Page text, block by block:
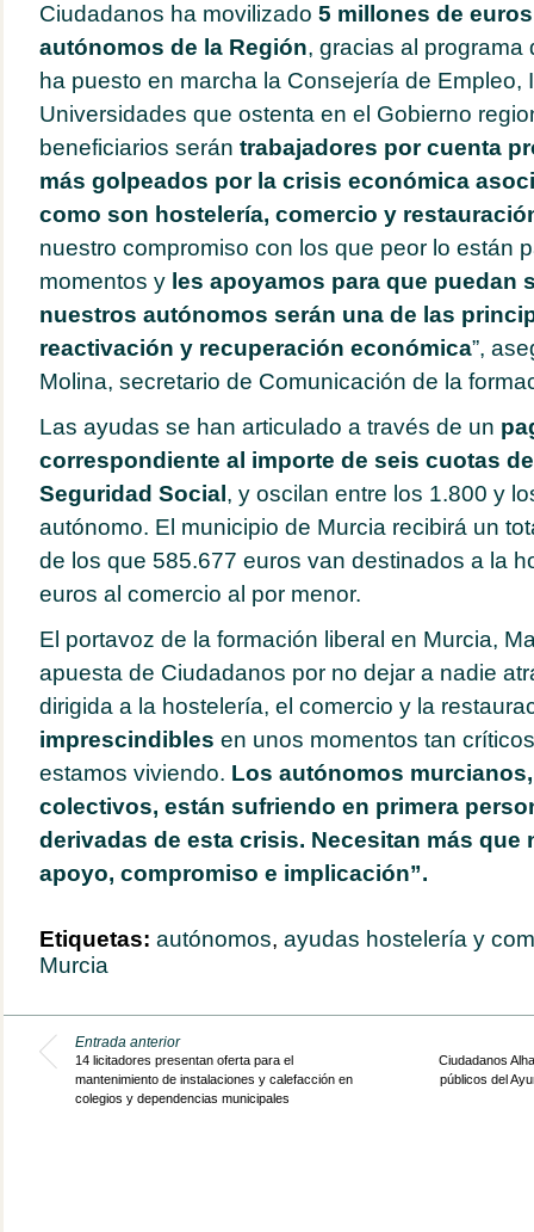
Ciudadanos ha movilizado 5 millones de
autónomos de la Región, gracias al
ha puesto en marcha la Consejería de Empleo,
Universidades que ostenta en el Gobierno
beneficiarios serán trabajadores por cuenta
más golpeados por la crisis económica
como son hostelería, comercio y
nuestro compromiso con los que peor lo están
momentos y les apoyamos para que puedan
nuestros autónomos serán una de las
reactivación y recuperación económica”,
Molina, secretario de Comunicación de la
Las ayudas se han articulado a través de un
correspondiente al importe de seis cuotas
Seguridad Social , y oscilan entre los 1.800 y
autónomo. El municipio de Murcia recibirá un
de los que 585.677 euros van destinados a la
euros al comercio al por menor.
El portavoz de la formación liberal en Murcia,
apuesta de Ciudadanos por no dejar a nadie
dirigida a la hostelería, el comercio y la
imprescindibles en unos momentos tan
estamos viviendo. Los autónomos murcianos,
colectivos, están sufriendo en primera
derivadas de esta crisis. Necesitan más que
apoyo, compromiso e implicación”.
Etiquetas: autónomos, ayudas hostelería y
Murcia
Entrada anterior
14 licitadores presentan oferta para el
mantenimiento de instalaciones y calefacción en
colegios y dependencias municipales
Ciudadanos
públicos del